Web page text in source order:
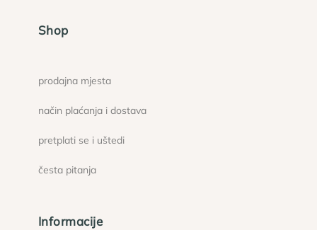
Shop
prodajna mjesta
način plaćanja i dostava
pretplati se i uštedi
česta pitanja
Informacije